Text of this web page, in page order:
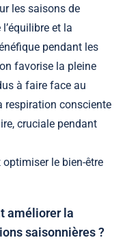
les saisons de
et la
pendant les
favorise la pleine
à faire face au
respiration consciente
cruciale pendant
le bien-être
améliorer la
saisonnières ?